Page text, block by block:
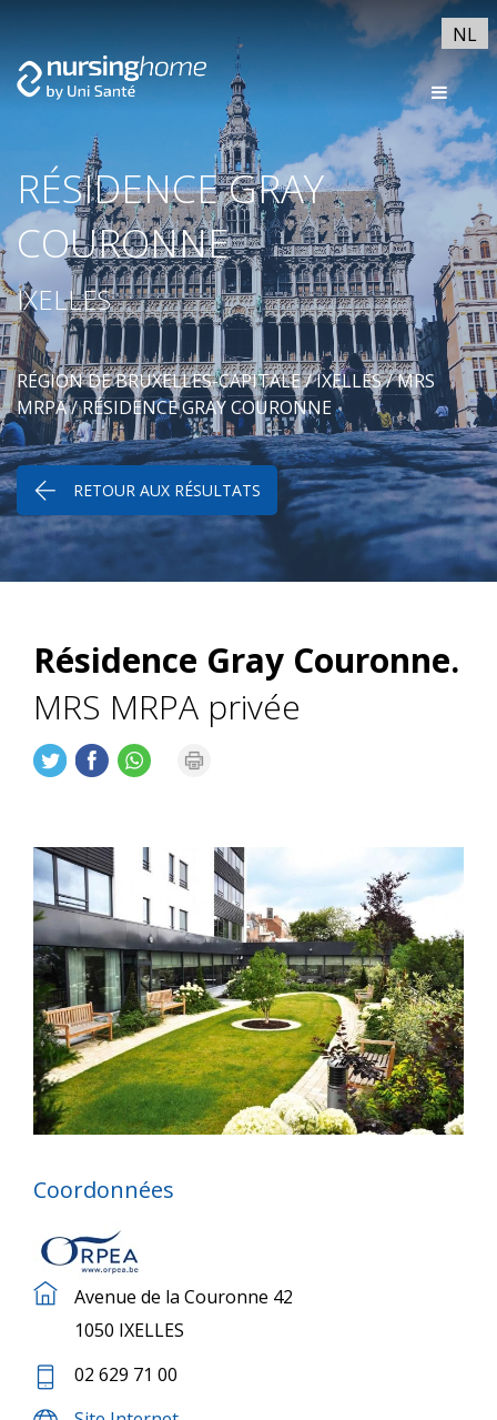
NL
RÉSIDENCE GRAY
COURONNE
IXELLES
RÉGION DE BRUXELLES-CAPITALE/IXELLES/MRS
MRPA/ RÉSIDENCE GRAY COURONNE
RETOUR AUX RÉSULTATS
Résidence Gray Couronne.
MRS MRPA privée
Coordonnées
Avenue de la Couronne 42
1050 IXELLES
02 629 71 00